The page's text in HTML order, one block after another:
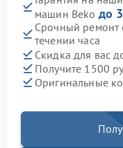
машин Beko до
Срочный ремонт
течении часа
Скидка для вас
Получите 1500
Оригинальные